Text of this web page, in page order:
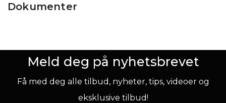
Dokumenter
Meld deg på nyhetsbrevet
Få med deg alle tilbud, nyheter, tips, videoer og
eksklusive tilbud!